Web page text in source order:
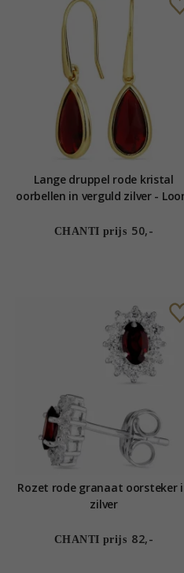
Lange druppel rode kristal
oorbellen in verguld zilver -
CHANTI prijs 50,-
Rozet rode granaat oorsteker
zilver
CHANTI prijs 82,-